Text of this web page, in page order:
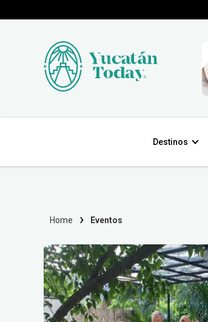
Destinos
Home Eventos